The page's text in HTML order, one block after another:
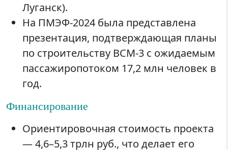
Луганск).
На ПМЭФ-2024 была представлена
презентация, подтверждающая планы
по строительству ВСМ-3 с ожидаемым
пассажиропотоком 17,2 млн человек в
год.
Финансирование
Ориентировочная стоимость проекта
— 4,6–5,3 трлн руб., что делает его